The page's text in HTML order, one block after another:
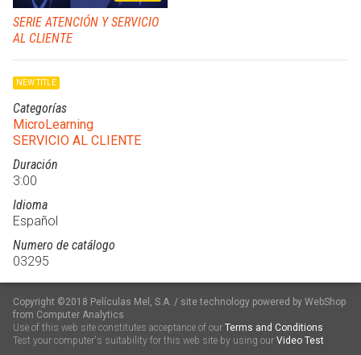
SERIE ATENCIÓN Y SERVICIO
AL CLIENTE
NEW TITLE
Categorías
MicroLearning
SERVICIO AL CLIENTE
Duración
3:00
Idioma
Español
Numero de catálogo
03295
Copyright ©2018 Películas Mel, S.A. / site technology powered by WebShop
from Computer Analytics
Use of this web site constitutes acceptance of our Terms and Conditions
Test your computer's suitability for this web site by using our Video Test